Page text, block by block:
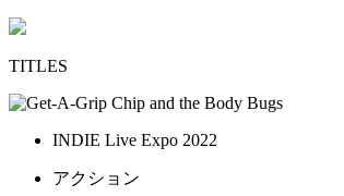
TITLES
INDIE Live Expo 2022
アクション